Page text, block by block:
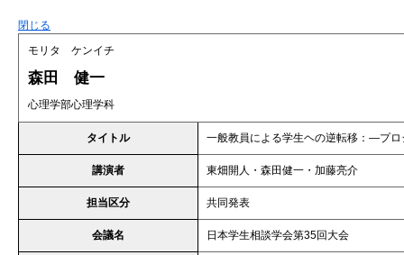
閉じる
モリタ ケンイチ
森田 健一
心理学部心理学科
タイトル 一般教員による学生ヘの逆転移：―プ
講演者 東畑開人・森田健一・加藤亮介
担当区分 共同発表
会議名 日本学生相談学会第35回大会